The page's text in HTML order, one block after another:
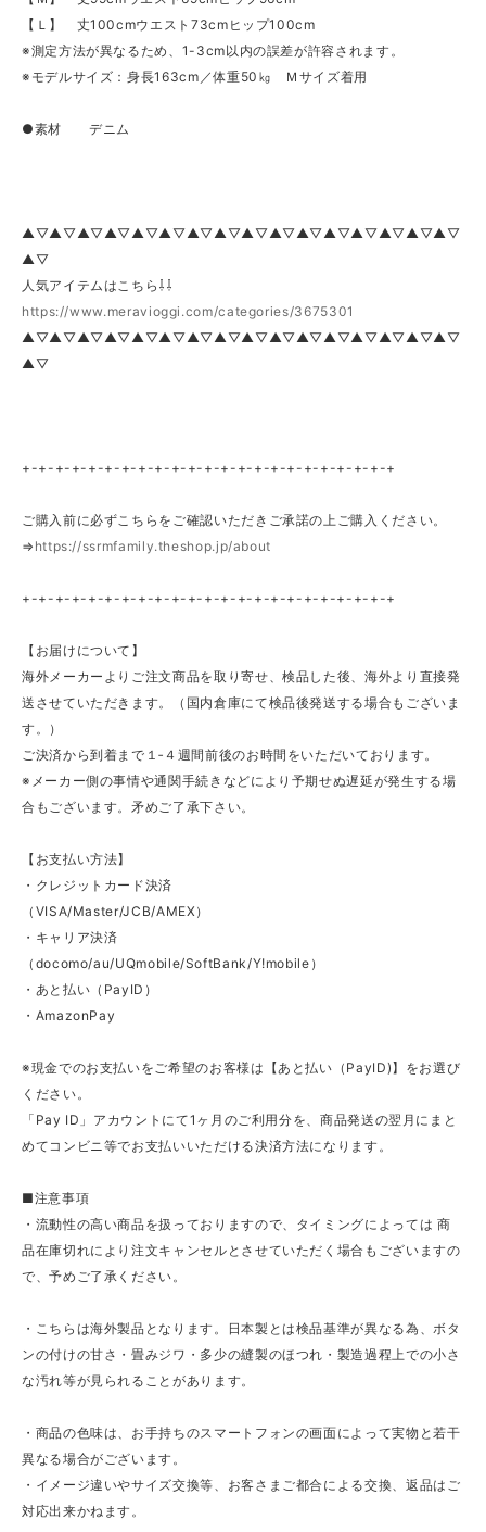
【Ｌ】 丈100cmウエスト73cmヒップ100cm
※測定方法が異なるため、1-3cm以内の誤差が許容されます。
※モデルサイズ：身長163cm／体重50㎏ Ｍサイズ着用
●素材 デニム
▲▽▲▽▲▽▲▽▲▽▲▽▲▽▲▽▲▽▲▽▲▽▲▽▲▽▲▽▲▽▲▽
▲▽
人気アイテムはこちら⇩⇩
https://www.meravioggi.com/categories/3675301
▲▽▲▽▲▽▲▽▲▽▲▽▲▽▲▽▲▽▲▽▲▽▲▽▲▽▲▽▲▽▲▽
▲▽
+-+-+-+-+-+-+-+-+-+-+-+-+-+-+-+-+-+-+-+-+-+-+
ご購入前に必ずこちらをご確認いただきご承諾の上ご購入ください。
⇒ https://ssrmfamily.theshop.jp/about
+-+-+-+-+-+-+-+-+-+-+-+-+-+-+-+-+-+-+-+-+-+-+
【お届けについて】
海外メーカーよりご注文商品を取り寄せ、検品した後、海外より直接発
送させていただきます。（国内倉庫にて検品後発送する場合もございま
す。）
ご決済から到着まで１‐４週間前後のお時間をいただいております。
※メーカー側の事情や通関手続きなどにより予期せぬ遅延が発生する場
合もございます。矛めご了承下さい。
【お支払い方法】
・クレジットカード決済
（VISA/Master/JCB/AMEX）
・キャリア決済
（docomo/au/UQmobile/SoftBank/Y!mobile）
・あと払い（PayID）
・AmazonPay
※現金でのお支払いをご希望のお客様は【あと払い（PayID)】をお選び
ください。
「Pay ID」アカウントにて1ヶ月のご利用分を、商品発送の翌月にまと
めてコンビニ等でお支払いいただける決済方法になります。
■注意事項
・流動性の高い商品を扱っておりますので、タイミングによっては 商
品在庫切れにより注文キャンセルとさせていただく場合もございますの
で、予めご了承ください。
・こちらは海外製品となります。日本製とは検品基準が異なる為、ボタ
ンの付けの甘さ・畳みジワ・多少の縫製のほつれ・製造過程上での小さ
な汚れ等が見られることがあります。
・商品の色味は、お手持ちのスマートフォンの画面によって実物と若干
異なる場合がございます。
・イメージ違いやサイズ交換等、お客さまご都合による交換、返品はご
対応出来かねます。